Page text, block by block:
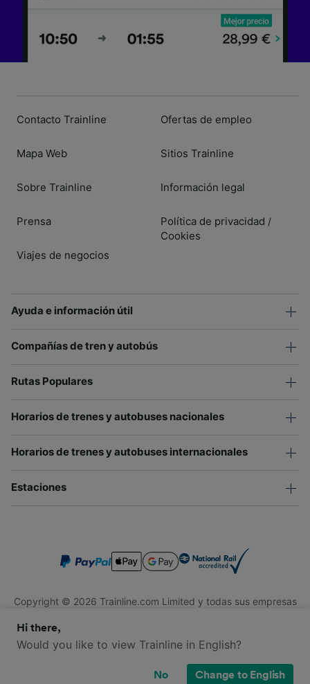
Contacto Trainline
Mapa Web
Sobre Trainline
Prensa
Viajes de negocios
Ofertas de empleo
Sitios Trainline
Información legal
Política de privacidad /
Cookies
Ayuda e información útil
Compañías de tren y autobús
Rutas Populares
Horarios de trenes y autobuses nacionales
Horarios de trenes y autobuses internacionales
Estaciones
Copyright © 2026 Trainline.com Limited y todas sus empresas
Trainline.com Limited está registrada en Inglaterra y Gales.
Compañía No. 3846791. Dirección: 1 Stonecutter St, Londres
Hi there,
Would you like to view Trainline in English?
No Change to English